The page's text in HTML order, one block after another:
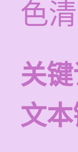
色
关键
文本